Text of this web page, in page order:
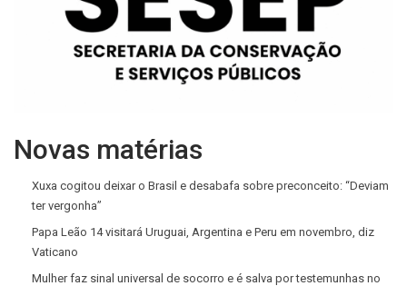
Novas matérias
Xuxa cogitou deixar o Brasil e desabafa sobre preconceito: “Deviam
ter vergonha”
Papa Leão 14 visitará Uruguai, Argentina e Peru em novembro, diz
Vaticano
Mulher faz sinal universal de socorro e é salva por testemunhas no